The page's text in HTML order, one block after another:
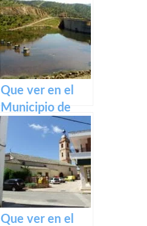
Que ver en el
Municipio de
Hinojosas de
Calatrava en
Castilla La
Mancha
Que ver en el